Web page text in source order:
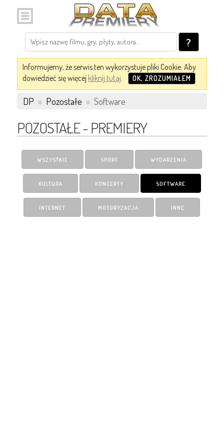
?
Informujemy, że serwis ten wykorzystuje pliki Cookie. Aby
dowiedzieć się więcej kliknij tutaj. OK, ZROZUMIAŁEM
DP » Pozostałe » Software
POZOSTAŁE - PREMIERY
WSZYSTKIE SPORT WYDARZENIA
KULTURA KONCERTY SOFTWARE
INTERNET MOTORYZACJA INNE